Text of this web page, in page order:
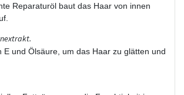
Reparaturöl baut das Haar von innen
E und Ölsäure, um das Haar zu glätten und